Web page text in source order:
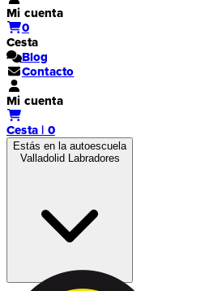
Mi cuenta
0
Cesta
Blog
Contacto
Mi cuenta
Cesta | 0
Estás en la autoescuela
Valladolid Labradores